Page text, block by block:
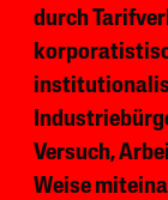
durch
Versuch,
Weise